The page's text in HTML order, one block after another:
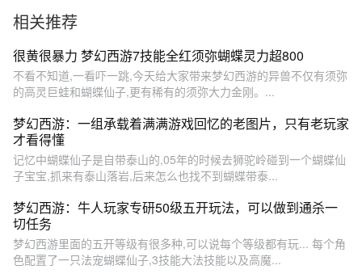
相关推荐
很黄很暴力 梦幻西游7技能全红须弥蝴蝶灵力超800
不看不知道,一看吓一跳,今天给大家带来梦幻西游的异兽不仅有须弥
的高灵巨蛙和蝴蝶仙子,更有稀有的须弥大力金刚。...
梦幻西游：一组承载着满满游戏回忆的老图片，只有老玩家
才看得懂
记忆中蝴蝶仙子是自带泰山的,05年的时候去狮驼岭碰到一个蝴蝶仙
子宝宝,抓来有泰山落岩,后来怎么也找不到蝴蝶带泰...
梦幻西游：牛人玩家专研50级五开玩法，可以做到通杀一
切任务
梦幻西游里面的五开等级有很多种,可以说每个等级都有玩... 每个角
色配置了一只法宠蝴蝶仙子,3技能大法技能以及高魔...